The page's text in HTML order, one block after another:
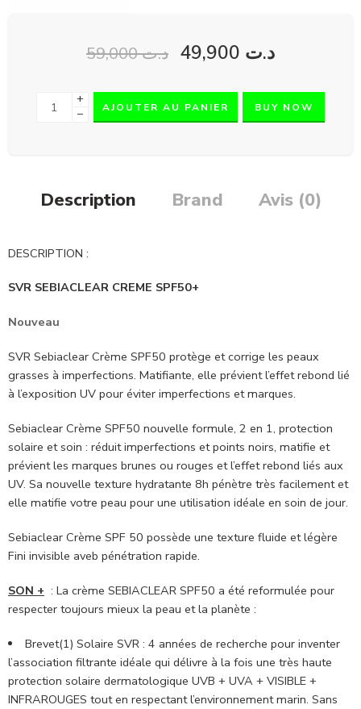
د.ت59,000 د.ت
+
−
AJOUTER AU PANIER BUY NOW
Description Brand Avis (0)
DESCRIPTION :
SVR SEBIACLEAR CREME SPF50+
Nouveau
SVR Sebiaclear Crème SPF50 protège et corrige les peaux
grasses à imperfections. Matifiante, elle prévient l’effet rebond lié
à l’exposition UV pour éviter imperfections et marques.
Sebiaclear Crème SPF50 nouvelle formule, 2 en 1, protection
solaire et soin : réduit imperfections et points noirs, matifie et
prévient les marques brunes ou rouges et l’effet rebond liés aux
UV. Sa nouvelle texture hydratante 8h pénètre très facilement et
elle matifie votre peau pour une utilisation idéale en soin de jour.
Sebiaclear Crème SPF 50 possède une texture fluide et légère
Fini invisible aveb pénétration rapide.
SON + : La crème SEBIACLEAR SPF50 a été reformulée pour
respecter toujours mieux la peau et la planète :
Brevet(1) Solaire SVR : 4 années de recherche pour inventer
l’association filtrante idéale qui délivre à la fois une très haute
protection solaire dermatologique UVB + UVA + VISIBLE +
INFRAROUGES tout en respectant l’environnement marin. Sans